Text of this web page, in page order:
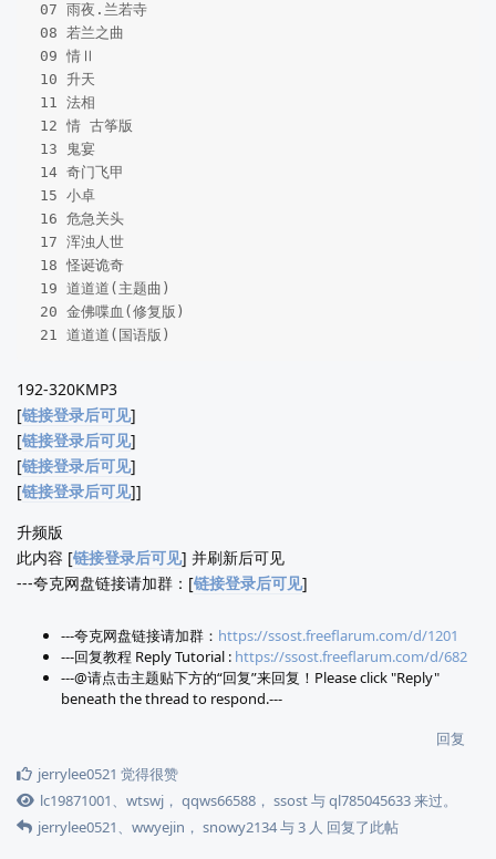
07 雨夜.兰若寺
08 若兰之曲
09 情Ⅱ
10 升天
11 法相
12 情 古筝版
13 鬼宴
14 奇门飞甲
15 小卓
16 危急关头
17 浑浊人世
18 怪诞诡奇
19 道道道(主题曲)
20 金佛喋血(修复版)
21 道道道(国语版)
192-320KMP3
[链接登录后可见]
[链接登录后可见]
[链接登录后可见]
[链接登录后可见]]
升频版
此内容 [链接登录后可见] 并刷新后可见
---夸克网盘链接请加群：[链接登录后可见]
---夸克网盘链接请加群： https://ssost.freeflarum.com/d/1201
---回复教程 Reply Tutorial : https://ssost.freeflarum.com/d/682
---@请点击主题贴下方的“回复”来回复！Please click "Reply"
beneath the thread to respond.---
回复
jerrylee0521 觉得很赞
lc19871001、 wtswj ， qqws66588 ， ssost与ql785045633来过。
jerrylee0521、 wwyejin ， snowy2134与3 人 回复了此帖